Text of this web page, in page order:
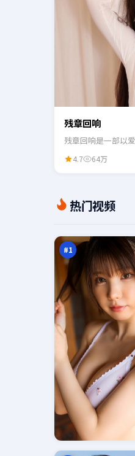
残章回响
残章回响是一部以
4.7 64万
热门视频
#1
暗
码
迷
回
廊
96
万